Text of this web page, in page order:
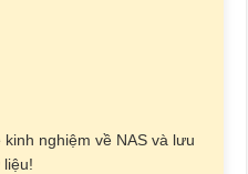
nghiệm về NAS và lưu